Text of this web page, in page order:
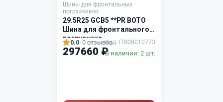
Шины для фронтальных
погрузчиков
29.5R25 GCB5 **PR BOTO
Шина для фронтального
погрузчика
0.0· 0 отзывовКод: IT000010773
297660 ₽В наличии: 2 шт.